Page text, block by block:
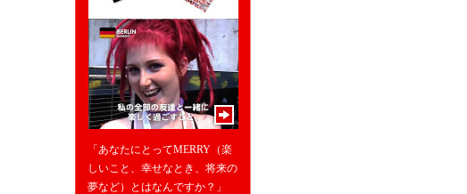
「あなたにとってMERRY（楽
しいこと、幸せなとき、将来の
夢など）とはなんですか？」